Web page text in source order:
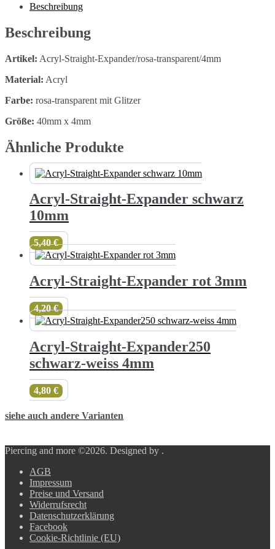
Glitzer
4mm
Menge
Beschreibung
Beschreibung
Artikel: Acryl-Straight-Expander/rosa-transparent/4mm
Material: Acryl
Farbe: rosa-transparent mit Glitzer
Größe: 40mm x 4mm
Ähnliche Produkte
Acryl-Straight-Expander schwarz
10mm
5,40€
Acryl-Straight-Expander rot 3mm
4,20€
Acryl-Straight-Expander250
schwarz-weiss 4mm
4,80 €
siehe auch andere Varianten
Piercing and more ©2026. Designed by .
AGB
Impressum
Preise und Versand
Widerrufsrecht
Datenschutzerklärung
Facebook
Cookie-Richtlinie (EU)